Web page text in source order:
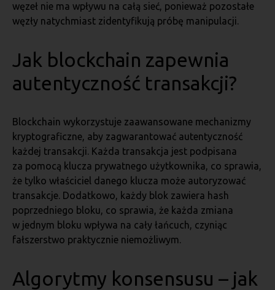
węzeł nie ma wpływu na całą sieć, ponieważ pozostałe
węzły natychmiast zidentyfikują próbę manipulacji.
Jak blockchain zapewnia
autentyczność transakcji?
Blockchain wykorzystuje zaawansowane mechanizmy
kryptograficzne, aby zagwarantować autentyczność
każdej transakcji. Każda transakcja jest podpisana
za pomocą klucza prywatnego użytkownika, co sprawia,
że tylko właściciel danego klucza może autoryzować
transakcje. Dodatkowo, każdy blok zawiera hash
poprzedniego bloku, co sprawia, że każda zmiana
w jednym bloku wpływa na cały łańcuch, czyniąc
fałszerstwo praktycznie niemożliwym.
Algorytmy konsensusu – jak